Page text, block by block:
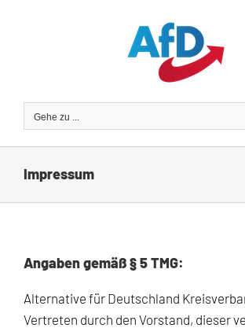
Gehe zu ...
Impressum
Angaben gemäß § 5 TMG:
Alternative für Deutschland
Vertreten durch den Vorstand, dieser